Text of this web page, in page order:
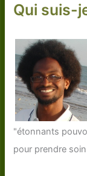
Qui suis-
"étonnants
pour prendre